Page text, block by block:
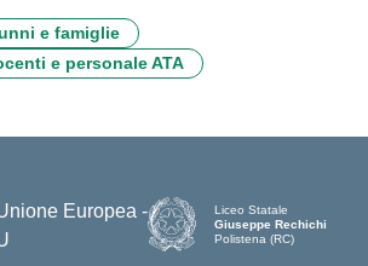
e famiglie
e personale ATA
Liceo Statale
Giuseppe Rechichi
Polistena (RC)